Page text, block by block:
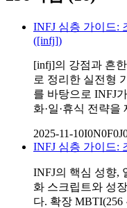
INFJ 심층 가이드:
([infj])
[infj]의 강점과 흔
로 정리한 실전형
를 바탕으로 INFJ
화·일·휴식 전략을
2025-11-10
INFJ 심층 가이드:
INFJ의 핵심 성향,
화 스크립트와 성
다. 확장